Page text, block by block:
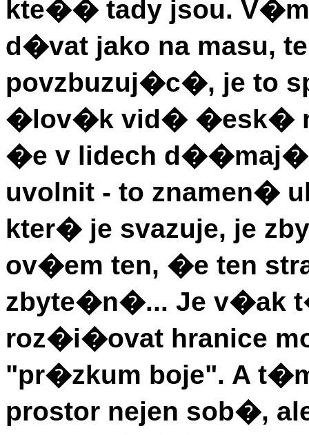
kte�� tady jsou.
d�vat jako na masu,
povzbuzuj�c�, je to
�lov�k vid� �esk�
�e v lidech
uvolnit - to znamen�
kter� je svazuje, je
ov�em ten, �e ten
zbyte�n�... Je v�ak
roz�i�ovat hranice
"pr�zkum boje". A
prostor nejen sob�,